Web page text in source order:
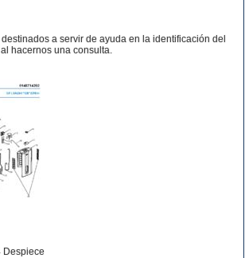
a servir de ayuda en la identificación del
hacernos una consulta.
Despiece